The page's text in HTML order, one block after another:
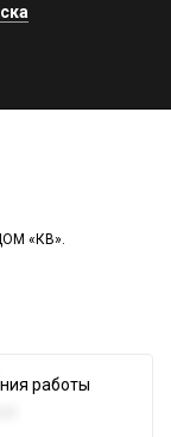
«КВ».
работы